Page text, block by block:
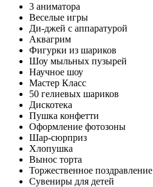
3 аниматора
Веселые игры
Ди-джей с аппаратурой
Аквагрим
Фигурки из шариков
Шоу мыльных пузырей
Научное шоу
Мастер Класс
50 гелиевых шариков
Дискотека
Пушка конфетти
Оформление фотозоны
Шар-сюрприз
Хлопушка
Вынос торта
Торжественное поздравление
Сувениры для детей